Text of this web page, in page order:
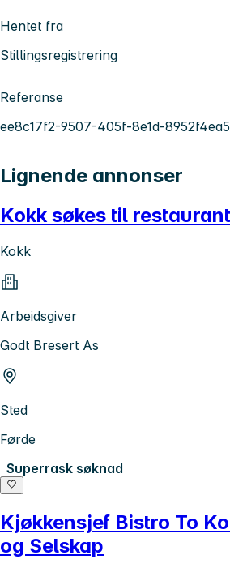
Hentet fra
Stillingsregistrering
Referanse
ee8c17f2-9507-405f-8e1d-
Lignende annonser
Kokk søkes til
Kokk
Arbeidsgiver
Godt Bresert As
Sted
Førde
Superrask søknad
Kjøkkensjef Bistro To
og Selskap